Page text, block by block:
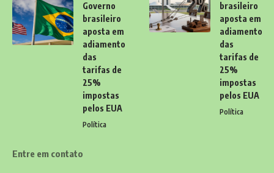
Governo
brasileiro
aposta em
adiamento
das
tarifas de
25%
impostas
pelos EUA
Política
brasileiro
aposta em
adiamento
das
tarifas de
25%
impostas
pelos EUA
Política
Entre em contato